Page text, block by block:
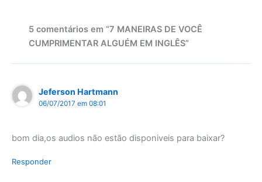
5 comentários em “7 MANEIRAS DE VOCÊ
CUMPRIMENTAR ALGUÉM EM INGLÊS”
Jeferson Hartmann
06/07/2017 em 08:01
bom dia,os audios não estão disponiveis para baixar?
Responder